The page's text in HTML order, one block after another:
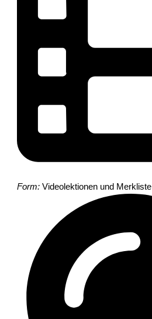
Form: Videolektionen und Merkliste